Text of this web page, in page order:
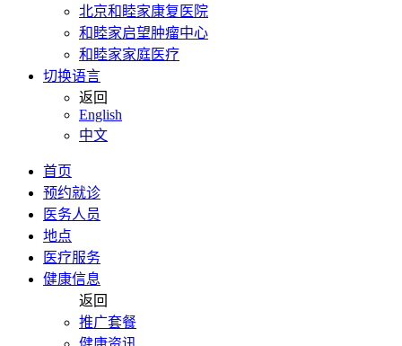
北京和睦家康复医院
和睦家启望肿瘤中心
和睦家家庭医疗
切换语言
返回
English
中文
首页
预约就诊
医务人员
地点
医疗服务
健康信息
返回
推广套餐